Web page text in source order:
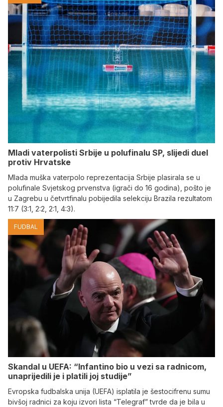
Mladi vaterpolisti Srbije u polufinalu SP, slijedi duel
protiv Hrvatske
Mlada muška vaterpolo reprezentacija Srbije plasirala se u
polufinale Svjetskog prvenstva (igrači do 16 godina), pošto je
u Zagrebu u četvrtfinalu pobijedila selekciju Brazila rezultatom
11:7 (3:1, 2:2, 2:1, 4:3).
FUDBAL
Skandal u UEFA: “Infantino bio u vezi sa radnicom,
unaprijedili je i platili joj studije”
Evropska fudbalska unija (UEFA) isplatila je šestocifrenu sumu
bivšoj radnici za koju izvori lista “Telegraf” tvrde da je bila u